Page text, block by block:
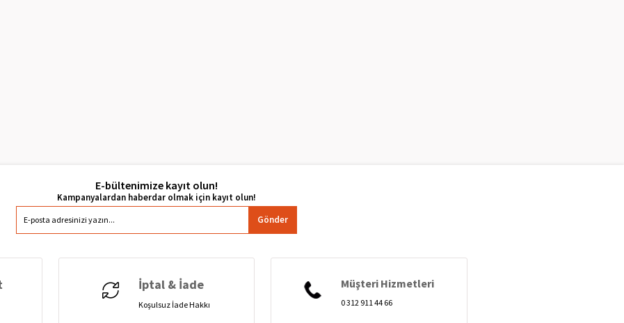
E-bültenimize kayıt olun!
Gönder
İptal & İade
Koşulsuz İade Hakkı
Müşteri Hizmetleri
0 312 911 44 66